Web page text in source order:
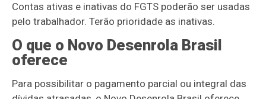
Contas ativas e inativas do FGTS poderão ser usadas
pelo trabalhador. Terão prioridade as inativas.
O que o Novo Desenrola Brasil
oferece
Para possibilitar o pagamento parcial ou integral das